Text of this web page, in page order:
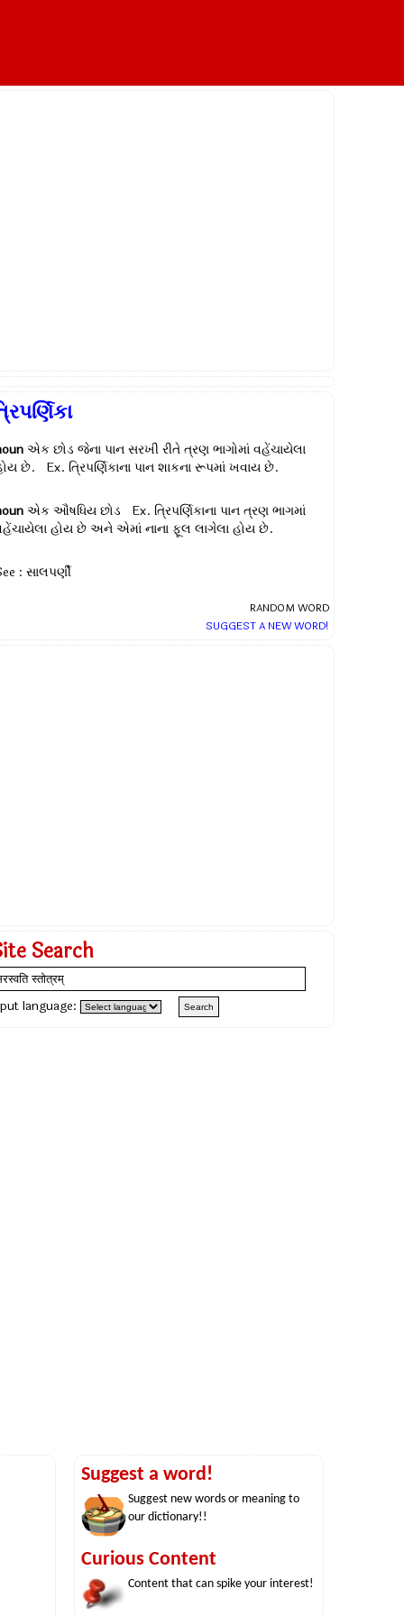
એક છોડ જેના પાન સરખી રીતે ત્રણ ભાગોમાં વહેંચાયેલા
છે. Ex. ત્રિપર્ણિકાના પાન શાકના રૂપમાં ખવાય છે.
એક ઔષધિય છોડ Ex. ત્રિપર્ણિકાના પાન ત્રણ ભાગમાં
હોય છે અને એમાં નાના ફૂલ લાગેલા હોય છે.
: સાલપર્ણી
RANDOM WORD
SUGGEST A NEW WORD!
Search
language:
Suggest a word!
Suggest new words or meaning to
our dictionary!!
Curious Content
Content that can spike your interest!